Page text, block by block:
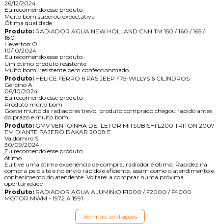
26/12/2024
Eu recomendo esse produto.
Muito bom,superou expectativa
Ótima qualidade
Produto:RADIADOR AGUA NEW HOLLAND CNH TM 150 / 160 / 165 /
180
Heverton O.
10/10/2024
Eu recomendo esse produto.
Um ótimo produto resistente
Muito bom, resistente bem confeccionmado
Produto:HELICE FERRO 6 PÁS JEEP F75-WILLYS 6 CILINDROS
Gercino A.
06/10/2024
Eu recomendo esse produto.
Produto muito bom
Gostei muito da radiadores trevo, produto comprado chegou rapido antes
do prazo e muito bom
Produto:GMV VENTOINHA DEFLETOR MITSUBISHI L200 TRITON 2007
EM DIANTE PAJERO DAKAR 2008 E
Valdomiro S.
30/09/2024
Eu recomendo esse produto.
ótimo
Eu tive uma ótima experiência de compra, radiador é ótimo, Rapidez na
compra pelo site e no envio rápido e eficiente, assim como o atendimento e
conhecimento do atendente. Voltarei a comprar numa próxima
oportunidade
Produto:RADIADOR AGUA ALUMINIO F1000 / F2000 / F4000
MOTOR MWM - 1972 A 1991
Ver mais avaliações